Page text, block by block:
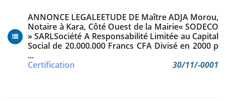
ANNONCE LEGALEETUDE DE Maître ADJA Morou,
Notaire à Kara, Côté Ouest de la Mairie« SODECO
» SARLSociété A Responsabilité Limitée au Capital
Social de 20.000.000 Francs CFA Divisé en 2000 p
...
Certification
30/11/-0001